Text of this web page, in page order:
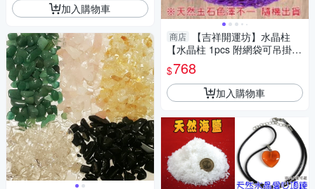
加入購物車
商店
【吉祥開運坊】水晶柱
【水晶柱 1pcs 附網袋可吊掛
多款可供選擇】淨化 擇日
$768
加入購物車